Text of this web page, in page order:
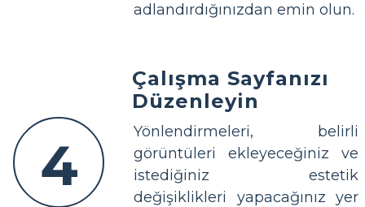
adlandırdığınızdan emin olun.
4
Çalışma Sayfanızı
Düzenleyin
Yönlendirmeleri, belirli
görüntüleri ekleyeceğiniz ve
istediğiniz estetik
değişiklikleri yapacağınız yer